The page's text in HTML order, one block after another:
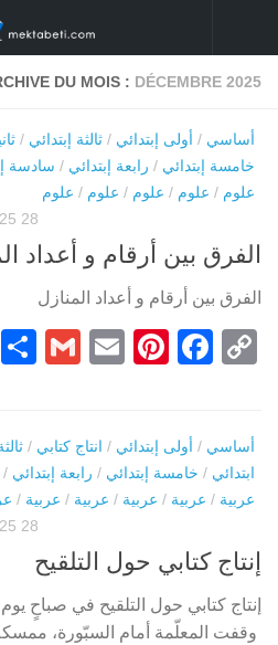
DU MOIS : DÉCEMBRE 2025
أساسي / أولى إبتدائي / ثالثة إبتدائي /
خامسة إبتدائي / رابعة إبتدائي / سادسة
علوم / علوم / علوم / علوم / علوم
28 DÉCEMBRE 2025
الفرق بين أرقام و أعداد
الفرق بين أرقام و أعداد المنازل
Copy
Facebook
Pinterest
Email
أساسي / أولى إبتدائي / انتاج كتابي /
ابتدائي / خامسة إبتدائي / رابعة إبتدائي /
عربية / عربية / عربية / عربية / عربية /
28 DÉCEMBRE 2025
إنتاج كتابي حول التلقيح
إنتاج كتابي حول التلقيح في صباحٍ
وقفت المعلّمة أمام السبّورة،